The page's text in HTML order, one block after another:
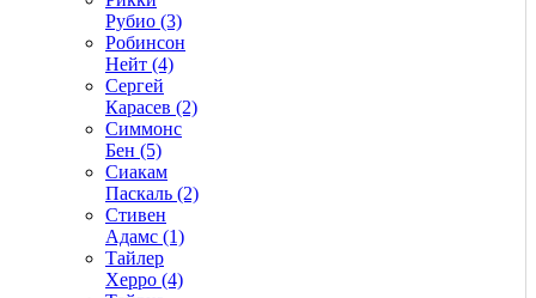
Рубио (3)
Робинсон
Нейт (4)
Сергей
Карасев (2)
Симмонс
Бен (5)
Сиакам
Паскаль (2)
Стивен
Адамс (1)
Тайлер
Херро (4)